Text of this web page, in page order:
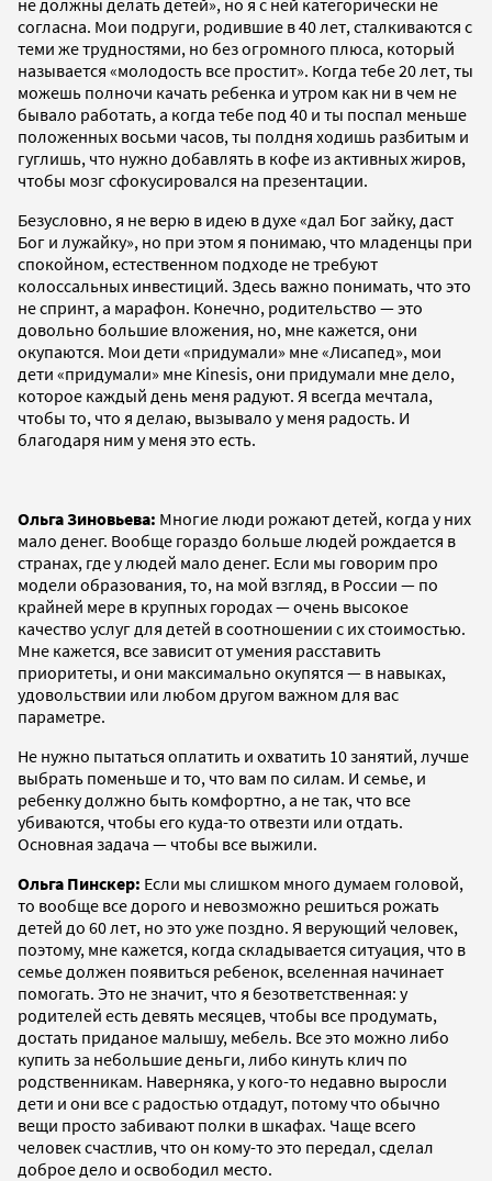
согласна. Мои подруги, родившие в 40 лет, сталкиваются с
теми же трудностями, но без огромного плюса, который
называется «молодость все простит». Когда тебе 20 лет, ты
можешь полночи качать ребенка и утром как ни в чем не
бывало работать, а когда тебе под 40 и ты поспал меньше
положенных восьми часов, ты полдня ходишь разбитым и
гуглишь, что нужно добавлять в кофе из активных жиров,
чтобы мозг сфокусировался на презентации.
Безусловно, я не верю в идею в духе «дал Бог зайку, даст
Бог и лужайку», но при этом я понимаю, что младенцы при
спокойном, естественном подходе не требуют
колоссальных инвестиций. Здесь важно понимать, что это
не спринт, а марафон. Конечно, родительство — это
довольно большие вложения, но, мне кажется, они
окупаются. Мои дети «придумали» мне «Лисапед», мои
дети «придумали» мне Kinesis, они придумали мне дело,
которое каждый день меня радуют. Я всегда мечтала,
чтобы то, что я делаю, вызывало у меня радость. И
благодаря ним у меня это есть.
Ольга Зиновьева: Многие люди рожают детей, когда у них
мало денег. Вообще гораздо больше людей рождается в
странах, где у людей мало денег. Если мы говорим про
модели образования, то, на мой взгляд, в России — по
крайней мере в крупных городах — очень высокое
качество услуг для детей в соотношении с их стоимостью.
Мне кажется, все зависит от умения расставить
приоритеты, и они максимально окупятся — в навыках,
удовольствии или любом другом важном для вас
параметре.
Не нужно пытаться оплатить и охватить 10 занятий, лучше
выбрать поменьше и то, что вам по силам. И семье, и
ребенку должно быть комфортно, а не так, что все
убиваются, чтобы его куда-то отвезти или отдать.
Основная задача — чтобы все выжили.
Ольга Пинскер: Если мы слишком много думаем головой,
то вообще все дорого и невозможно решиться рожать
детей до 60 лет, но это уже поздно. Я верующий человек,
поэтому, мне кажется, когда складывается ситуация, что в
семье должен появиться ребенок, вселенная начинает
помогать. Это не значит, что я безответственная: у
родителей есть девять месяцев, чтобы все продумать,
достать приданое малышу, мебель. Все это можно либо
купить за небольшие деньги, либо кинуть клич по
родственникам. Наверняка, у кого-то недавно выросли
дети и они все с радостью отдадут, потому что обычно
вещи просто забивают полки в шкафах. Чаще всего
человек счастлив, что он кому-то это передал, сделал
доброе дело и освободил место.